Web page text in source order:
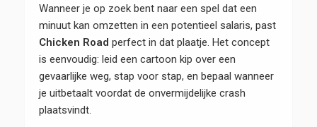
Wanneer je op zoek bent naar een spel dat een
minuut kan omzetten in een potentieel salaris, past
Chicken Road perfect in dat plaatje. Het concept
is eenvoudig: leid een cartoon kip over een
gevaarlijke weg, stap voor stap, en bepaal wanneer
je uitbetaalt voordat de onvermijdelijke crash
plaatsvindt.